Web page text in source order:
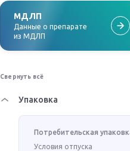
МДЛП
Данные о препарате
из МДЛП
Свернуть всё
Упаковка
Потребительская
Условия отпуска